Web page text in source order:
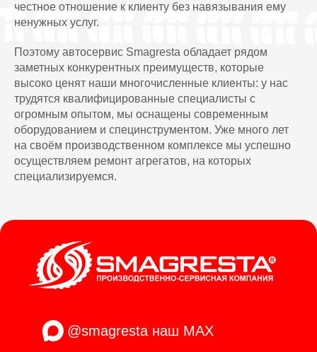
честное отношение к клиенту без навязывания ему
ненужных услуг.
Поэтому автосервис Smagresta обладает рядом
заметных конкурентных преимуществ, которые
высоко ценят наши многочисленные клиенты: у нас
трудятся квалифицированные специалисты с
огромным опытом, мы оснащены современным
оборудованием и специнструментом. Уже много лет
на своём производственном комплексе мы успешно
осуществляем ремонт агрегатов, на которых
специализируемся.
@smagresta наш MAX